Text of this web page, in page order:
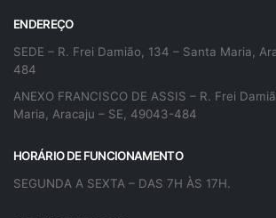
ENDEREÇO
SEDE – R. Frei Damião, 134 – Santa Maria,
484
ANEXO FRANCISCO DE ASSIS – R. Frei
Maria, Aracaju – SE, 49043-484
HORÁRIO DE FUNCIONAMENTO
SEGUNDA A SEXTA – DAS 7H ÀS 17H.